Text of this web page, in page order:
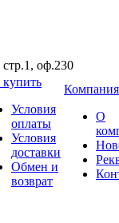
оф.230
Условия
оплаты
Условия
доставки
Обмен и
возврат
Компания
О